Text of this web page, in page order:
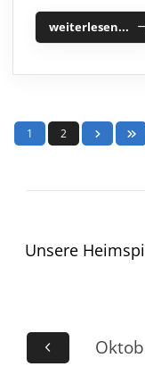
weiterlesen...
1 2
Unsere